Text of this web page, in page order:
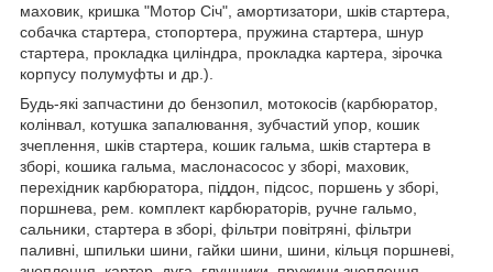
маховик, кришка "Мотор Січ", амортизатори, шків стартера,
собачка стартера, стопортера, пружина стартера, шнур
стартера, прокладка циліндра, прокладка картера, зірочка
корпусу полумуфты и др.).
Будь-які запчастини до бензопил, мотокосів (карбюратор,
колінвал, котушка запалювання, зубчастий упор, кошик
зчеплення, шків стартера, кошик гальма, шків стартера в
зборі, кошика гальма, маслонасосос у зборі, маховик,
перехідник карбюратора, піддон, підсос, поршень у зборі,
поршнева, рем. комплект карбюраторів, ручне гальмо,
сальники, стартера в зборі, фільтри повітряні, фільтри
паливні, шпильки шини, гайки шини, шини, кільця поршневі,